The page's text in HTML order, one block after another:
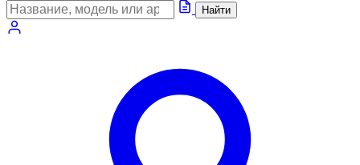
Найти